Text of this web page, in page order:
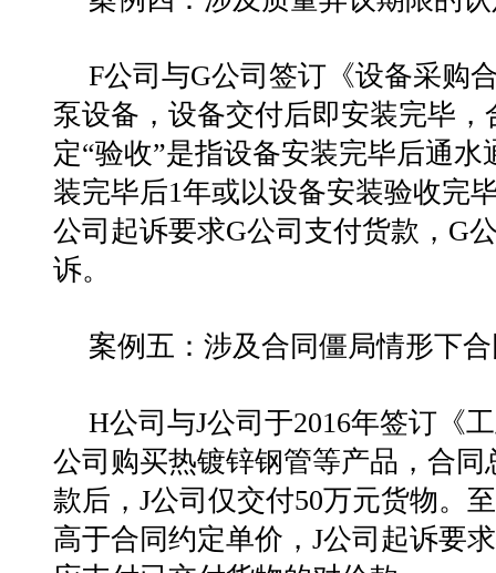
F公司与G公司签订《设备采购
泵设备，设备交付后即安装完毕
定“验收”是指设备安装完毕后通
装完毕后1年或以设备安装验收完
公司起诉要求G公司支付货款，G
诉。
案例五：涉及合同僵局情形下
H公司与J公司于2016年签订《
公司购买热镀锌钢管等产品，合
款后，J公司仅交付50万元货物。
高于合同约定单价，J公司起诉要